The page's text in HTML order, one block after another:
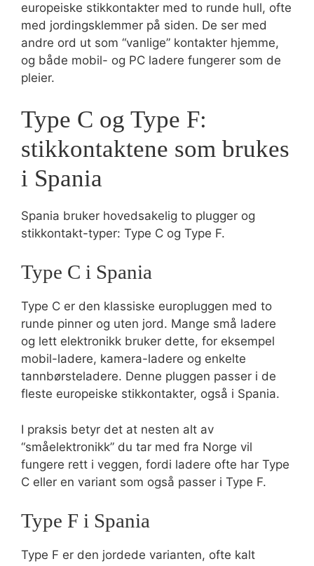
europeiske stikkontakter med to runde hull, ofte
med jordingsklemmer på siden. De ser med
andre ord ut som “vanlige” kontakter hjemme,
og både mobil- og PC ladere fungerer som de
pleier.
Type C og Type F:
stikkontaktene som brukes
i Spania
Spania bruker hovedsakelig to plugger og
stikkontakt-typer: Type C og Type F.
Type C i Spania
Type C er den klassiske europluggen med to
runde pinner og uten jord. Mange små ladere
og lett elektronikk bruker dette, for eksempel
mobil-ladere, kamera-ladere og enkelte
tannbørsteladere. Denne pluggen passer i de
fleste europeiske stikkontakter, også i Spania.
I praksis betyr det at nesten alt av
“småelektronikk” du tar med fra Norge vil
fungere rett i veggen, fordi ladere ofte har Type
C eller en variant som også passer i Type F.
Type F i Spania
Type F er den jordede varianten, ofte kalt